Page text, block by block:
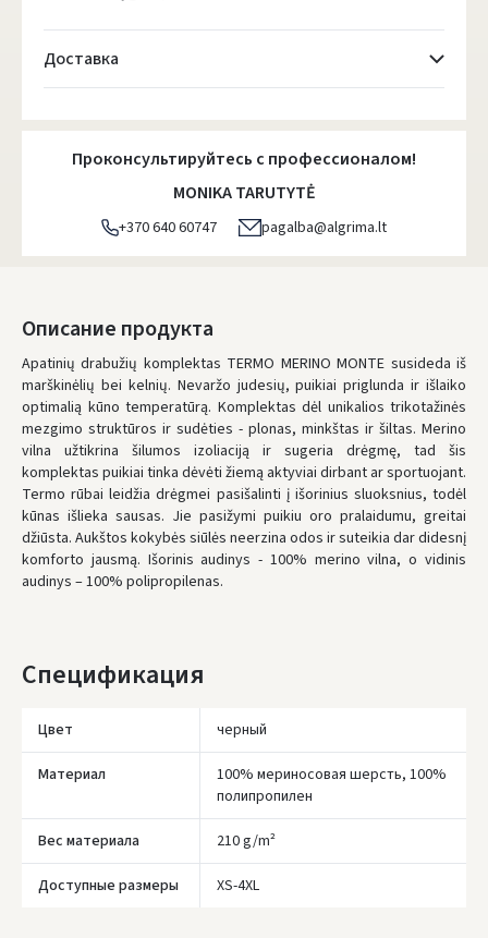
Доставка
Atsiėmimo taškai- 0.00 €
DPD kurjeris - 0.00 €
DPD paštomatai- 0.00 €
LP Express paštomatai
Пятница, Август 7 d.
LP Express kurjeris- 0.00 €
Пятница, Август 7 d.
МЫ ДОСТАВИМ ВАМ ЭТОТ ТОВАРБЕСПЛАТНО!
* Сроки доставки являются ориентировочными и могут зависеть от
доступности курьерской службы.
Проконсультируйтесь с профессионалом!
MONIKA TARUTYTĖ
+370 640 60747 pagalba@algrima.lt
Описание продукта
Apatinių drabužių komplektas TERMO MERINO MONTE susideda iš
marškinėlių bei kelnių. Nevaržo judesių, puikiai priglunda ir išlaiko
optimalią kūno temperatūrą. Komplektas dėl unikalios trikotažinės
mezgimo struktūros ir sudėties - plonas, minkštas ir šiltas. Merino
vilna užtikrina šilumos izoliaciją ir sugeria drėgmę, tad šis
komplektas puikiai tinka dėvėti žiemą aktyviai dirbant ar sportuojant.
Termo rūbai leidžia drėgmei pasišalinti į išorinius sluoksnius, todėl
kūnas išlieka sausas. Jie pasižymi puikiu oro pralaidumu, greitai
džiūsta. Aukštos kokybės siūlės neerzina odos ir suteikia dar didesnį
komforto jausmą. Išorinis audinys - 100% merino vilna, o vidinis
audinys – 100% polipropilenas.
Спецификация
Цвет черный
Материал
100% мериносовая шерсть, 100%
полипропилен
Вес материала 210 g/m²
Доступные размеры XS-4XL
Įvertinimas: